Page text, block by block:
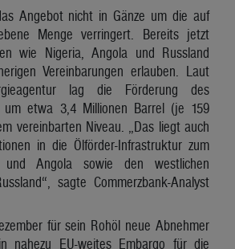
Angebot nicht in Gänze um die auf
Menge verringert. Bereits jetzt
wie Nigeria, Angola und Russland
Vereinbarungen erlauben. Laut
lag die Förderung des
um etwa 3,4 Millionen Barrel (je 159
vereinbarten Niveau. „Das liegt auch
in die Ölförder-Infrastruktur zum
Angola sowie den westlichen
sagte Commerzbank-Analyst
für sein Rohöl neue Abnehmer
nahezu EU-weites Embargo für die